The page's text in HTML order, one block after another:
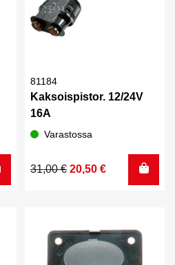
81184
Kaksoispistor. 12/24V
16A
Varastossa
31,00€
Alkuperäinen
20,50 €
Nykyinen